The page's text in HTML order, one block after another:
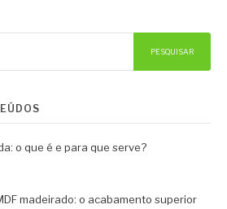
PESQUISAR
o que é e para que serve?
madeirado: o acabamento superior